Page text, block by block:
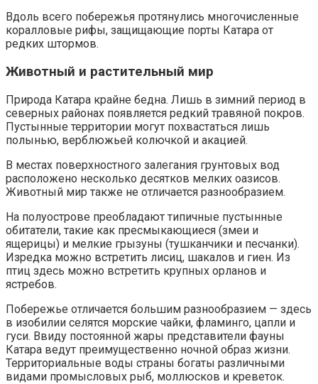
Вдоль всего побережья протянулись многочисленные
коралловые рифы, защищающие порты Катара от
редких штормов.
Животный и растительный мир
Природа Катара крайне бедна. Лишь в зимний период в
северных районах появляется редкий травяной покров.
Пустынные территории могут похвастаться лишь
полынью, верблюжьей колючкой и акацией.
В местах поверхностного залегания грунтовых вод
расположено несколько десятков мелких оазисов.
Животный мир также не отличается разнообразием.
На полуострове преобладают типичные пустынные
обитатели, такие как пресмыкающиеся (змеи и
ящерицы) и мелкие грызуны (тушканчики и песчанки).
Изредка можно встретить лисиц, шакалов и гиен. Из
птиц здесь можно встретить крупных орланов и
ястребов.
Побережье отличается большим разнообразием — здесь
в изобилии селятся морские чайки, фламинго, цапли и
гуси. Ввиду постоянной жары представители фауны
Катара ведут преимущественно ночной образ жизни.
Территориальные воды страны богаты различными
видами промысловых рыб, моллюсков и креветок.